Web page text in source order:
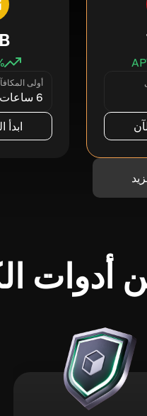
أولى
6 ساعات
ابدأ